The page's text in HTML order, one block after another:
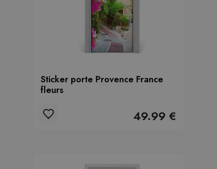
Sticker porte Provence France
fleurs
49.99 €